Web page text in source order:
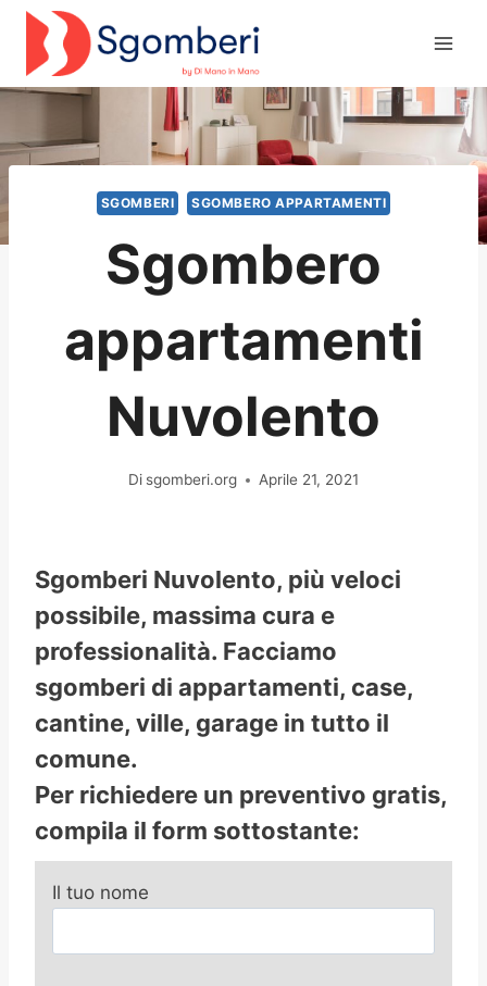
Salta
contenuto
SGOMBERI SGOMBERO APPARTAMENTI
Sgombero
appartamenti
Nuvolento
Di sgomberi.org Aprile 21, 2021
Sgomberi Nuvolento, più veloci
possibile, massima cura e
professionalità. Facciamo
sgomberi di appartamenti, case,
cantine, ville, garage in tutto il
comune.
Per richiedere un preventivo gratis,
compila il form sottostante:
Il tuo nome